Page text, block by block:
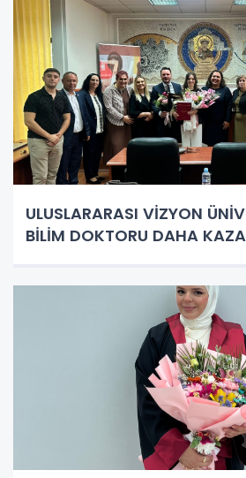
ULUSLARARASI VİZYON
BİLİM DOKTORU DAHA